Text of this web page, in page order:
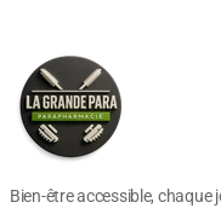
Bien-être accessible, chaque